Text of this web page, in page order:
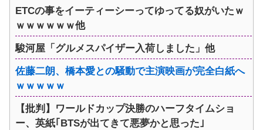
ETCの事をイーティーシーってゆってる奴がいたｗ
ｗｗｗｗｗｗ他
駿河屋「グルメスパイザー入荷しました」他
佐藤二朗、橋本愛との騒動で主演映画が完全白紙へ
ｗｗｗｗｗ
【批判】ワールドカップ決勝のハーフタイムショ
ー、英紙｢BTSが出てきて悪夢かと思った｣